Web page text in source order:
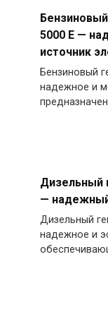
5000 E —
источник
Бензиновый
надежное и
Дизельный
—
Дизельный
надежное и